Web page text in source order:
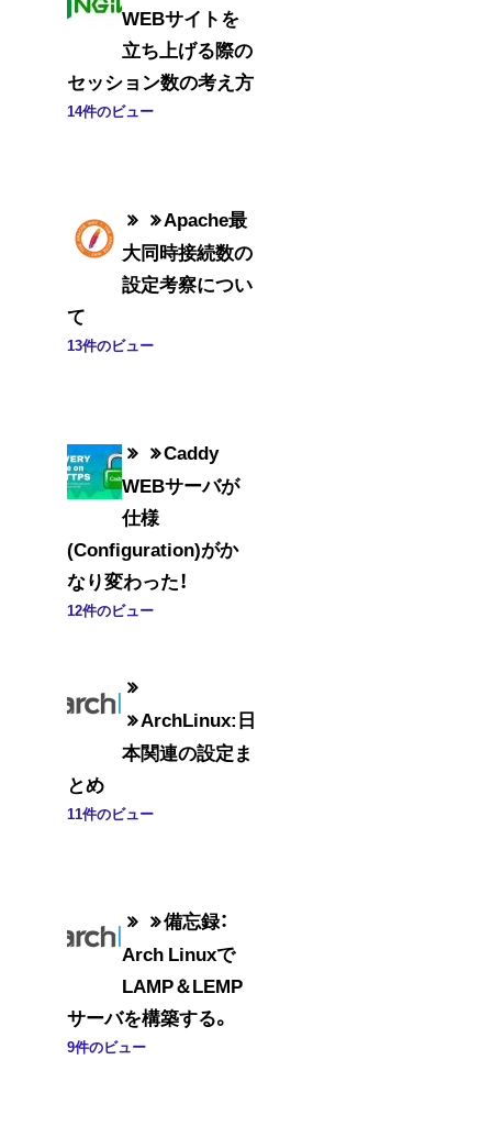
WEBサイトを
立ち上げる際の
セッション数の考え方
14件のビュー
Apache最
大同時接続数の
設定考察につい
て
13件のビュー
Caddy
WEBサーバが
仕様
(Configuration)がか
なり変わった！
12件のビュー
ArchLinux:日
本関連の設定ま
とめ
11件のビュー
備忘録：
Arch Linuxで
LAMP＆LEMP
サーバを構築する。
9件のビュー